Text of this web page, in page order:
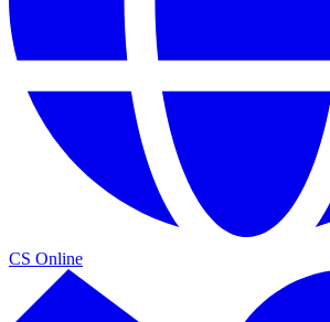
CS Online